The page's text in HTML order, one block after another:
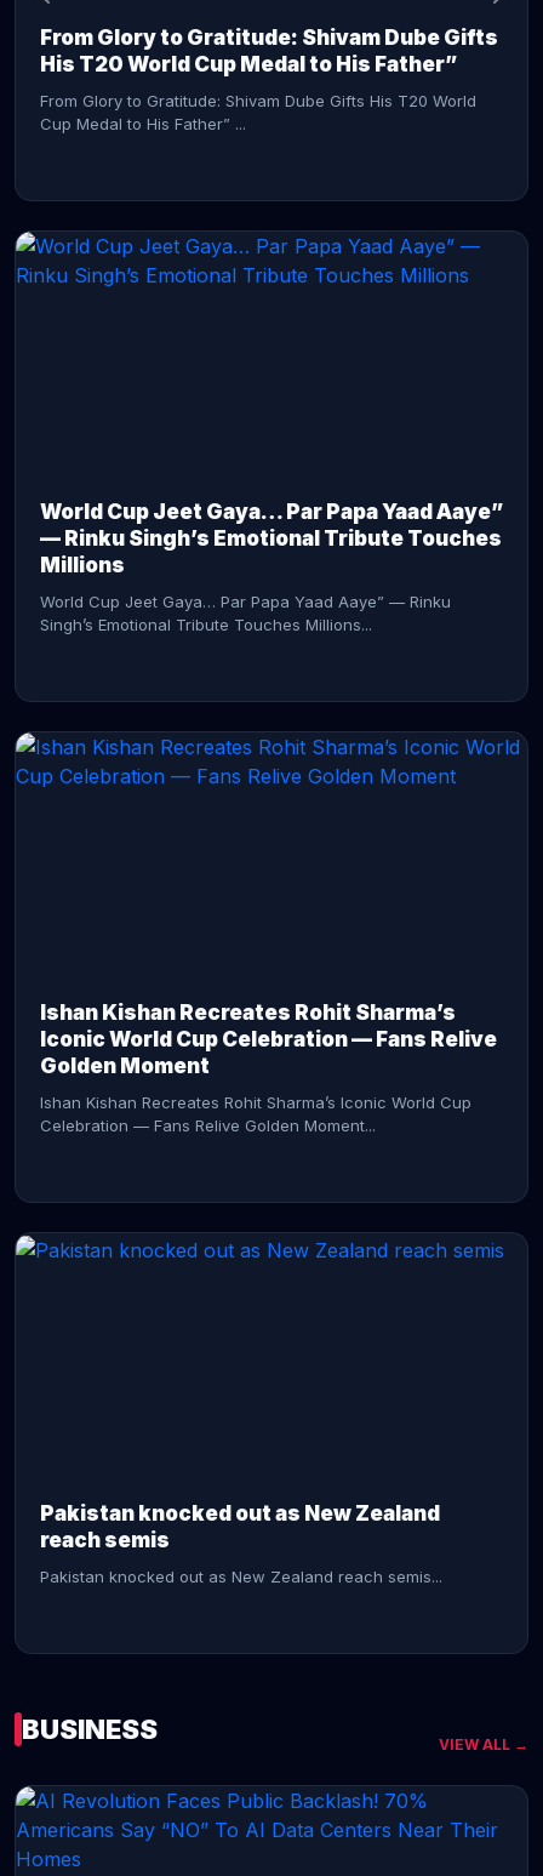
From Glory to Gratitude: Shivam Dube Gifts
His T20 World Cup Medal to His Father”
From Glory to Gratitude: Shivam Dube Gifts His T20 World
Cup Medal to His Father” ...
World Cup Jeet Gaya… Par Papa Yaad Aaye”
— Rinku Singh’s Emotional Tribute Touches
Millions
World Cup Jeet Gaya… Par Papa Yaad Aaye” — Rinku
Singh’s Emotional Tribute Touches Millions...
Ishan Kishan Recreates Rohit Sharma’s
Iconic World Cup Celebration — Fans Relive
Golden Moment
Ishan Kishan Recreates Rohit Sharma’s Iconic World Cup
Celebration — Fans Relive Golden Moment...
Pakistan knocked out as New Zealand
reach semis
Pakistan knocked out as New Zealand reach semis...
CONTINUE READING →
BUSINESS VIEW ALL →